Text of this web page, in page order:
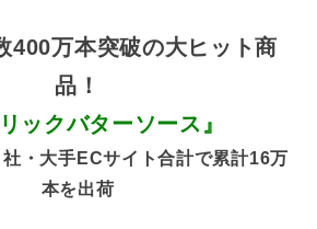
400万本突破の大ヒット商
品！
ックバターソース』
・大手ECサイト合計で累計16万
本を出荷